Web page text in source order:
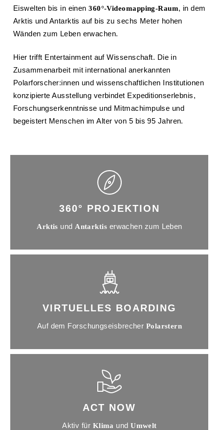
Eiswelten bis in einen360°-Videomapping-Raum, in dem
Arktis und Antarktis auf bis zu sechs Meter hohen
Wänden zum Leben erwachen.
Hier trifft Entertainment auf Wissenschaft. Die in
Zusammenarbeit mit international anerkannten
Polarforscher:innen und wissenschaftlichen Institutionen
konzipierte Ausstellung verbindet Expeditionserlebnis,
Forschungserkenntnisse und Mitmachimpulse und
begeistert Menschen im Alter von 5 bis 95 Jahren.
360° PROJEKTION
Arktis und Antarktis erwachen zum Leben
VIRTUELLES BOARDING
Auf dem Forschungseisbrecher Polarstern
ACT NOW
Aktiv für Klima undUmwelt